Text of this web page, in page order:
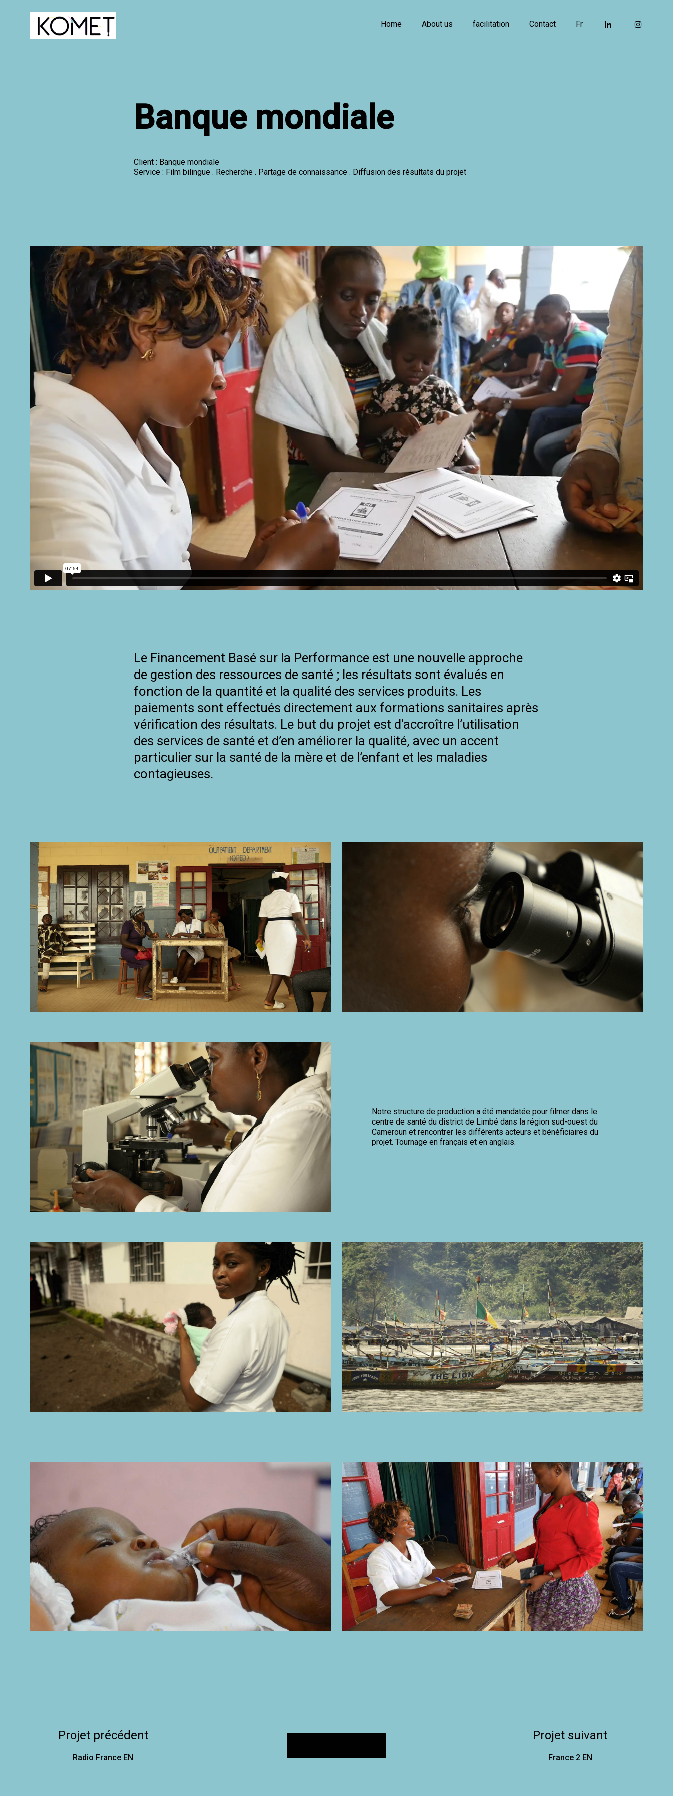
Home About us facilitation Contact Fr
Banque mondiale
Client : Banque mondiale
Service : Film bilingue . Recherche . Partage de connaissance . Diffusion des résultats du projet
Le Financement Basé sur la Performance est une nouvelle approche
de gestion des ressources de santé ; les résultats sont évalués en
fonction de la quantité et la qualité des services produits. Les
paiements sont effectués directement aux formations sanitaires après
vérification des résultats. Le but du projet est d'accroître l’utilisation
des services de santé et d’en améliorer la qualité, avec un accent
particulier sur la santé de la mère et de l’enfant et les maladies
contagieuses.
Notre structure de production a été mandatée pour filmer dans le
centre de santé du district de Limbé dans la région sud-ouest du
Cameroun et rencontrer les différents acteurs et bénéficiaires du
projet. Tournage en français et en anglais.
Projet précédent
Radio France EN
Projet suivant
France 2 EN